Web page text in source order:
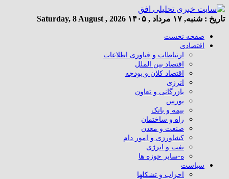
تاریخ : شنبه, ۱۷ مرداد , ۱۴۰۵ Saturday, 8 August , 2026
صفحه نخست
اقتصادی
ارتباطات و فناوری اطلاعات
اقتصاد بین الملل
اقتصاد کلان و بودجه
انرژی
بازرگانی و تعاون
بورس
بیمه و بانک
راه و ساختمان
صنعت و معدن
کشاورزی و امور دام
نفت و انرژی
ه-سایر حوزه ها
سیاست
احزاب و تشکلها